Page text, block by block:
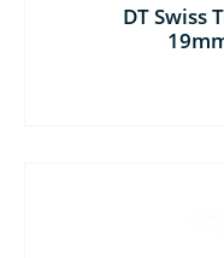
DT Swiss